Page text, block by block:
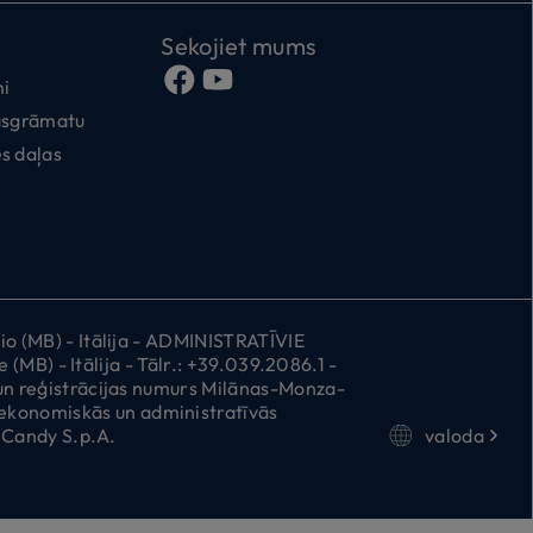
daļas
Sekojiet mums
(MB) - Itālija - ADMINISTRATĪVIE
(MB) - Itālija - Tālr.: +39.039.2086.1 -
reģistrācijas numurs Milānas-Monza-
un administratīvās
S.p.A.
valoda